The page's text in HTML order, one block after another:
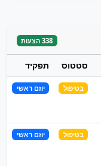
338 הצעות
סטטוס
תפקיד
בטיפול יוזם ראשי
בטיפול יוזם ראשי